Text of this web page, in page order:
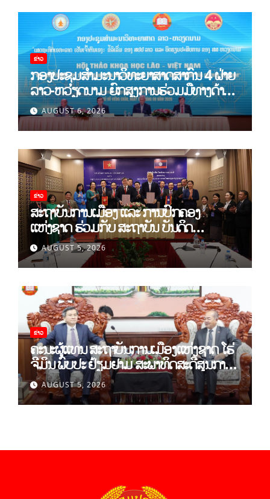
ຂ່າວ
ກອງປະຊຸມສໍາມະນາວິທະຍາສາດສາກົນ 4 ຝ່າຍ
ລາວ-ຫວຽດນາມ ຍົກສູງການຮ່ວມມືທາງດ້ານ
ທິດສະດີ ແລະ ພຶດຕິກໍາ ລາວ-ຫວຽດນາມ ແນໃສ່
ສ້າງເສດຖະກິດເອກະລາດເປັນເຈົ້າຕົນເອງຢ່າງ
ເຂັ້ມແຂງ
AUGUST 6, 2026
ຂ່າວ
ສະຖາບັນການເມືອງ ແລະ ການປົກຄອງ
ແຫ່ງຊາດ ຮ່ວມກັບ ສະຖາບັນ ບັນດິດ
ວິທະຍາສາດສັງຄົມ ຫວຽດນາມ ເຊັນບົດບັນທຶກ
ການຮ່ວມມືທາງດ້ານວິທະຍາສາດ (2026-
2030)
AUGUST 5, 2026
ຂ່າວ
ຄະນະຜູ້ແທນ ສະຖາບັນການເມືອງແຫ່ງຊາດ ໂຮ່
ຈີມິນ ພົບປະ ຢ້ຽມຢາມ ສະພາທິດສະດີສູນກາງ
ພັກAUGUST 5, 2026